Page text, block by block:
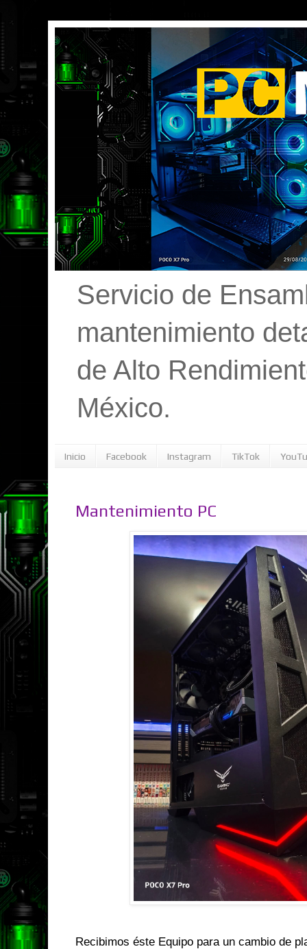
Servicio de
mantenimiento
de Alto
México.
Inicio Facebook Instagram TikTok
Mantenimiento PC
Recibimos éste Equipo para un cambio de